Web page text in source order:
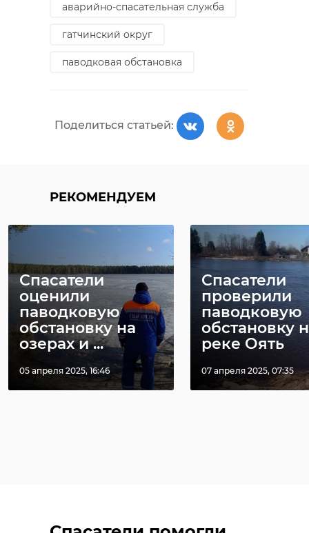
аварийно-спасательная служба
гатчинский округ
паводковая обстановка
Поделиться статьей:
РЕКОМЕНДУЕМ
Спасатели
оценили
паводковую
обстановку на
озерах и ...
05 апреля 2025, 16:46
Спасатели
проверили
паводковую
обстановку
реке Оять
07 апреля 2025, 07:35